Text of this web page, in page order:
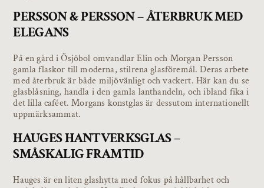
PERSSON & PERSSON – ÅTERBRUK MED
ELEGANS
På en gård i Ösjöbol omvandlar Elin och Morgan Persson
gamla flaskor till moderna, stilrena glasföremål. Deras arbete
med återbruk är både miljövänligt och vackert. Här kan du se
glasblåsning, handla i den gamla lanthandeln, och ibland fika i
det lilla caféet. Morgans konstglas är dessutom internationellt
uppmärksammat.
HAUGES HANTVERKSGLAS –
SMÅSKALIG FRAMTID
Hauges är en liten glashytta med fokus på hållbarhet och